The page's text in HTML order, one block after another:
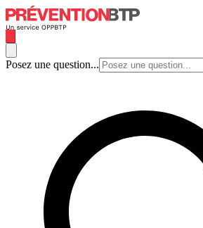
Posez une question...